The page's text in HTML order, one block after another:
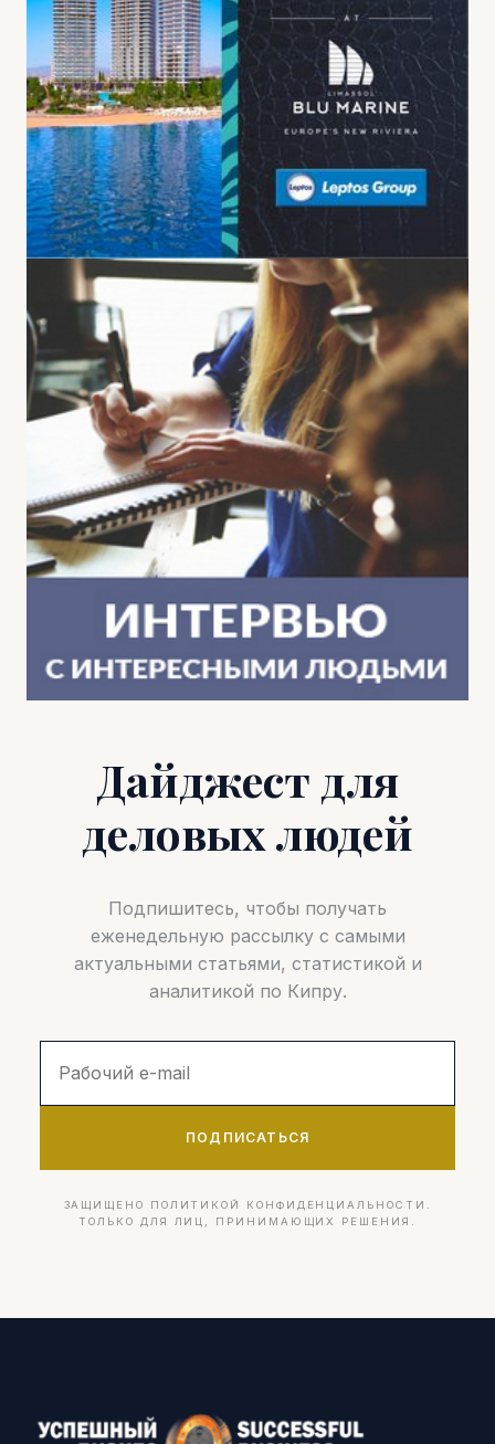
Дайджест для
деловых людей
Подпишитесь, чтобы получать
еженедельную рассылку с самыми
актуальными статьями, статистикой и
аналитикой по Кипру.
ПОДПИСАТЬСЯ
ЗАЩИЩЕНО ПОЛИТИКОЙ КОНФИДЕНЦИАЛЬНОСТИ.
ТОЛЬКО ДЛЯ ЛИЦ, ПРИНИМАЮЩИХ РЕШЕНИЯ.